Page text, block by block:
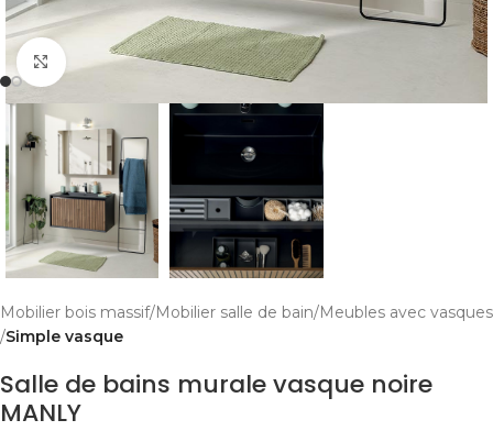
Cliquer pour agrandir
Mobilier bois massif Mobilier salle de bain Meubles avec vasques
Simple vasque
Salle de bains murale vasque noire
MANLY